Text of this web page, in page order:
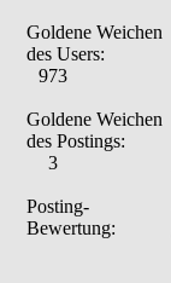
Goldene Weichen
des Users:
973
Goldene Weichen
des Postings:
3
Posting-
Bewertung: